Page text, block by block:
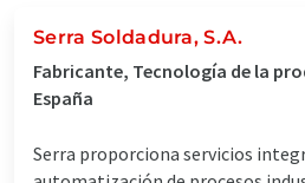
Serra Soldadura, S.A.
Fabricante, Tecnología de la
España
Serra proporciona servicios